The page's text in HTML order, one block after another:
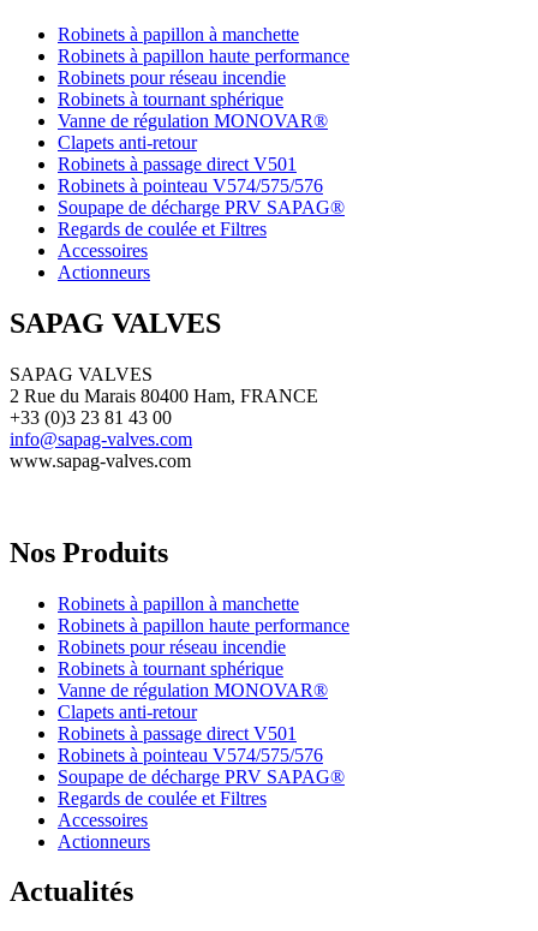
Robinets à papillon à manchette
Robinets à papillon haute performance
Robinets pour réseau incendie
Robinets à tournant sphérique
Vanne de régulation MONOVAR®
Clapets anti-retour
Robinets à passage direct V501
Robinets à pointeau V574/575/576
Soupape de décharge PRV SAPAG®
Regards de coulée et Filtres
Accessoires
Actionneurs
SAPAG VALVES
SAPAG VALVES
2 Rue du Marais 80400 Ham, FRANCE
+33 (0)3 23 81 43 00
info@sapag-valves.com
www.sapag-valves.com
Nos Produits
Robinets à papillon à manchette
Robinets à papillon haute performance
Robinets pour réseau incendie
Robinets à tournant sphérique
Vanne de régulation MONOVAR®
Clapets anti-retour
Robinets à passage direct V501
Robinets à pointeau V574/575/576
Soupape de décharge PRV SAPAG®
Regards de coulée et Filtres
Accessoires
Actionneurs
Actualités